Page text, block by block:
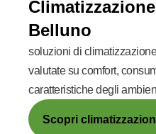
Belluno
soluzioni di
valutate su comfort,
caratteristiche degli
Scopri